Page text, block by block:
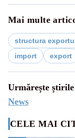
Mai multe
structura
import
export
Urmărește
News
CELE MAI